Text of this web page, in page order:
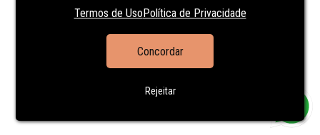
Termos de UsoPolítica de Privacidade
Concordar
Rejeitar